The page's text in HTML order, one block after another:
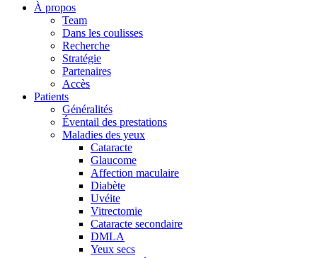
À propos
Team
Dans les coulisses
Recherche
Stratégie
Partenaires
Accès
Patients
Généralités
Éventail des prestations
Maladies des yeux
Cataracte
Glaucome
Affection maculaire
Diabète
Uvéite
Vitrectomie
Cataracte secondaire
DMLA
Yeux secs